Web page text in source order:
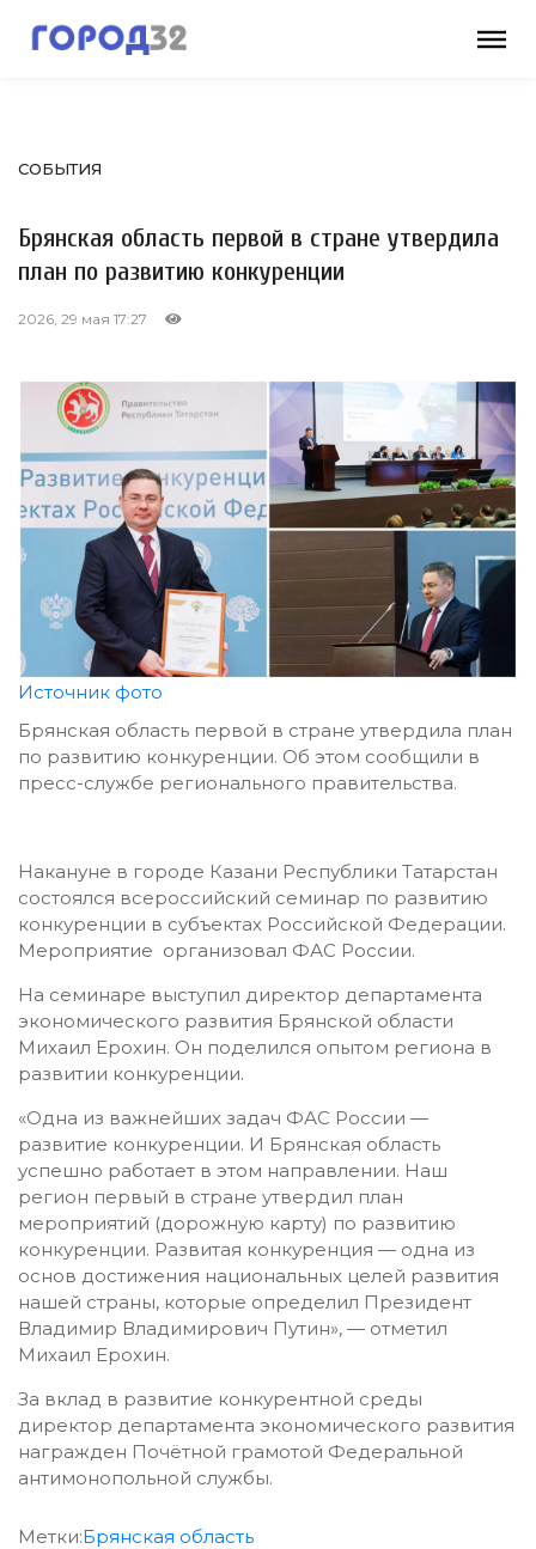
СОБЫТИЯ
Брянская область первой в стране утвердила
план по развитию конкуренции
2026, 29 мая 17:27
Источник фото
Брянская область первой в стране утвердила план
по развитию конкуренции. Об этом сообщили в
пресс-службе регионального правительства.
Накануне в городе Казани Республики Татарстан
состоялся всероссийский семинар по развитию
конкуренции в субъектах Российской Федерации.
Мероприятие организовал ФАС России.
На семинаре выступил директор департамента
экономического развития Брянской области
Михаил Ерохин. Он поделился опытом региона в
развитии конкуренции.
«Одна из важнейших задач ФАС России —
развитие конкуренции. И Брянская область
успешно работает в этом направлении. Наш
регион первый в стране утвердил план
мероприятий (дорожную карту) по развитию
конкуренции. Развитая конкуренция — одна из
основ достижения национальных целей развития
нашей страны, которые определил Президент
Владимир Владимирович Путин», — отметил
Михаил Ерохин.
За вклад в развитие конкурентной среды
директор департамента экономического развития
награжден Почётной грамотой Федеральной
антимонопольной службы.
Метки:Брянская область